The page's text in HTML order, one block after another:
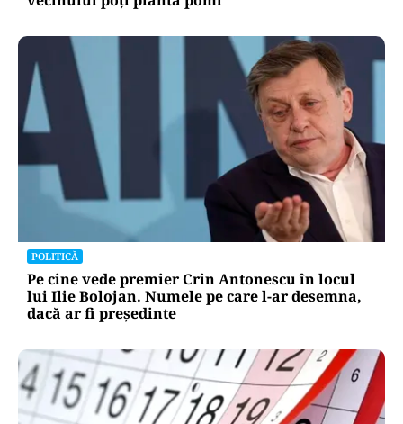
POLITICĂ
Pe cine vede premier Crin Antonescu în locul
lui Ilie Bolojan. Numele pe care l-ar desemna,
dacă ar fi președinte